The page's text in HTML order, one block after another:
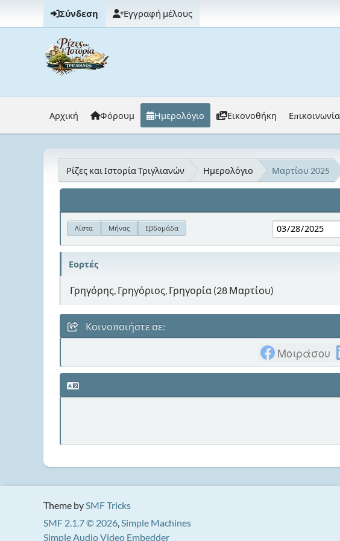
Σύνδεση Εγγραφή μέλους
Αρχική Φόρουμ Ημερολόγιο Εικονοθήκη Επικοινωνία
Ρίζες και Ιστορία Τριγλιανών Ημερολόγιο Μαρτίου 2025
Λίστα Μήνας Εβδομάδα
Εορτές
Γρηγόρης, Γρηγόριος, Γρηγορία (28 Μαρτίου)
Κοινοποιήστε σε:
Μοιράσου
Theme bySMF Tricks
SMF 2.1.7 © 2026,Simple Machines
Simple Audio Video Embedder